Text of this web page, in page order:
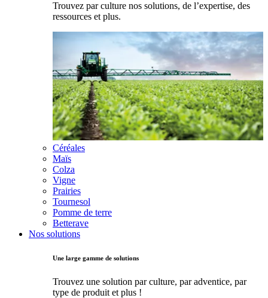
Trouvez par culture nos solutions, de l’expertise, des
ressources et plus.
Céréales
Maïs
Colza
Vigne
Prairies
Tournesol
Pomme de terre
Betterave
Nos solutions
Une large gamme de solutions
Trouvez une solution par culture, par adventice, par
type de produit et plus !